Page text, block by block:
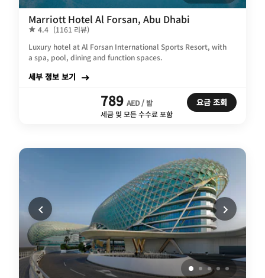
Marriott Hotel Al Forsan, Abu Dhabi
4.4 (1161 리뷰)
Luxury hotel at Al Forsan International Sports Resort, with
a spa, pool, dining and function spaces.
세부 정보 보기
789 AED / 밤
세금 및 모든 수수료 포함
요금 조회